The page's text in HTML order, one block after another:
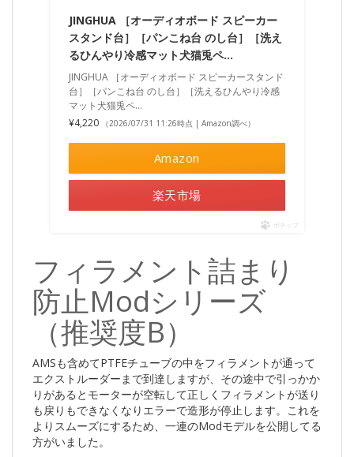
JINGHUA ［オーディオボード スピーカー
スタンド台］［パンこね台 のし台］［洗え
るひんやり冷感マット犬猫兎ペ…
JINGHUA ［オーディオボード スピーカースタンド
台］［パンこね台 のし台］［洗えるひんやり冷感
マット犬猫兎ペ…
¥4,220
（2026/07/31 11:26時点 | Amazon調べ）
Amazon
楽天市場
ポチップ
フィラメント詰まり
防止Modシリーズ
（推奨度B）
AMSも含めてPTFEチューブの中をフィラメントが通って
エクストルーダーまで到達しますが、その途中で引っかか
りがあるとモーターが空転して正しくフィラメントが送り
も戻りもできなくなりエラーで造形が停止します。これを
よりスムーズにするため、一連のModモデルを公開してる
方がいました。